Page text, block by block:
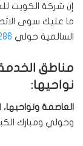
إن شركة الكويت
ما عليك سوى
السالمية حولي
مناطق
نواحيها:
العاصمة ونواحيها،
وحولي ومبارك